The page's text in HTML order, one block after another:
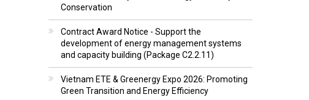
Conservation
Contract Award Notice - Support the
development of energy management systems
and capacity building (Package C2.2.11)
Vietnam ETE & Greenergy Expo 2026: Promoting
Green Transition and Energy Efficiency